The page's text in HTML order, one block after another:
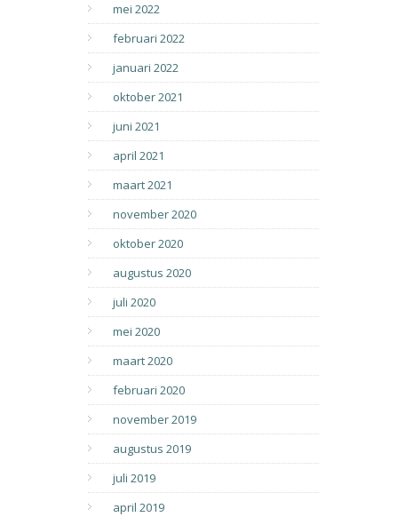
mei 2022
februari 2022
januari 2022
oktober 2021
juni 2021
april 2021
maart 2021
november 2020
oktober 2020
augustus 2020
juli 2020
mei 2020
maart 2020
februari 2020
november 2019
augustus 2019
juli 2019
april 2019